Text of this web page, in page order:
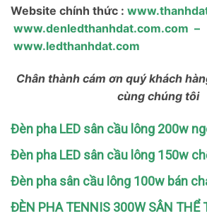
Website chính thức :
www.denledthanhdat.com.com –
www.ledthanhdat.com
Chân thành cám ơn quý khách
cùng chúng tôi
Đèn pha LED sân cầu lông 200w
Đèn pha LED sân cầu lông 150w
Đèn pha sân cầu lông 100w bán
ĐÈN PHA TENNIS 300W SÂN THỂ